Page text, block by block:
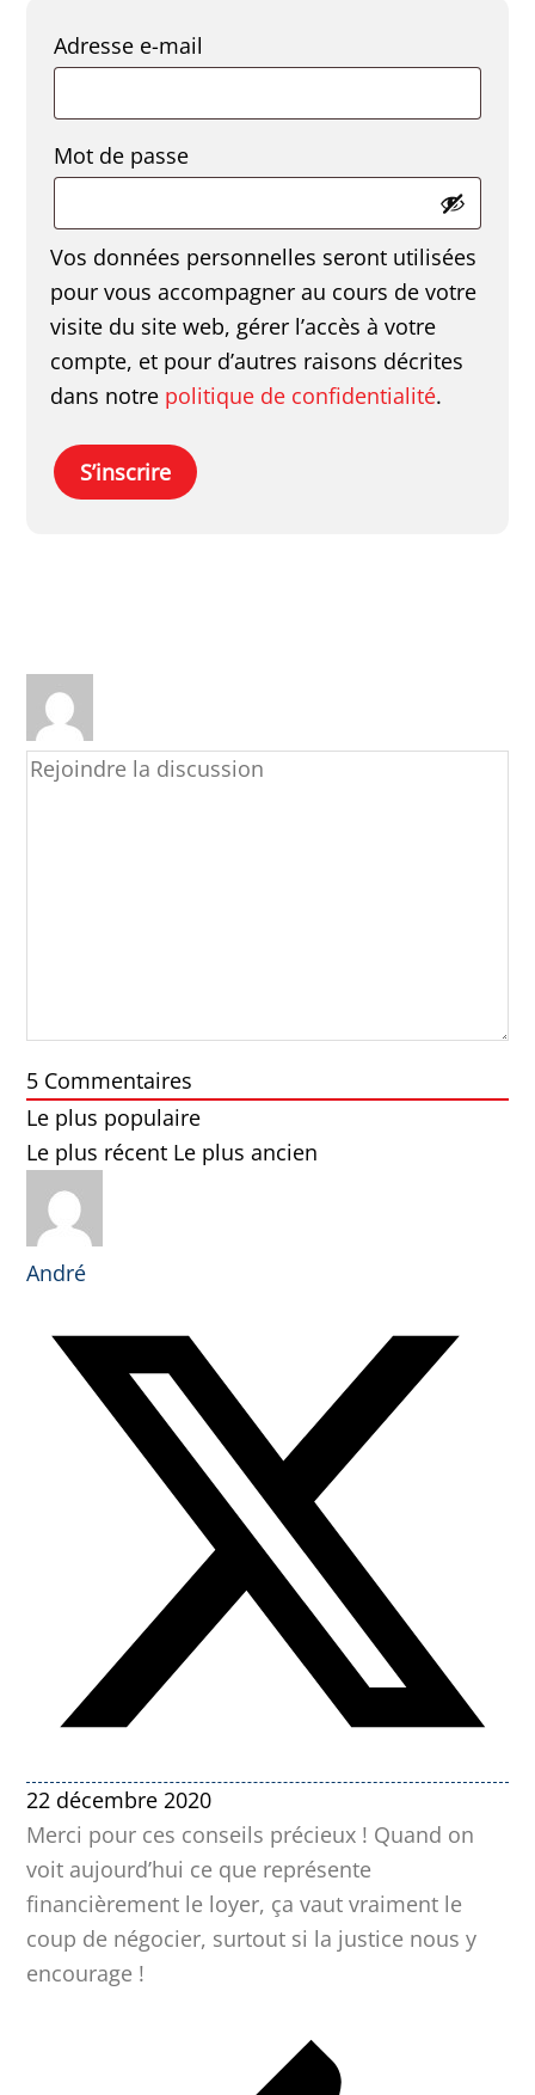
Adresse e-mail
Mot de passe
Vos données personnelles seront utilisées
pour vous accompagner au cours de votre
visite du site web, gérer l’accès à votre
compte, et pour d’autres raisons décrites
dans notre politique de confidentialité.
S’inscrire
5 Commentaires
Le plus populaire
Le plus récent Le plus ancien
André
22 décembre 2020
Merci pour ces conseils précieux ! Quand on
voit aujourd’hui ce que représente
financièrement le loyer, ça vaut vraiment le
coup de négocier, surtout si la justice nous y
encourage !